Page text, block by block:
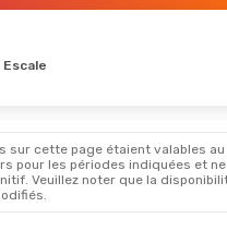
Escale
sur cette page étaient valables
pour les périodes indiquées et
Veuillez noter que la